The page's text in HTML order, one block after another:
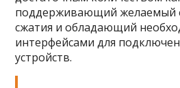
поддерживающий желаемый
сжатия и обладающий
интерфейсами для
устройств.